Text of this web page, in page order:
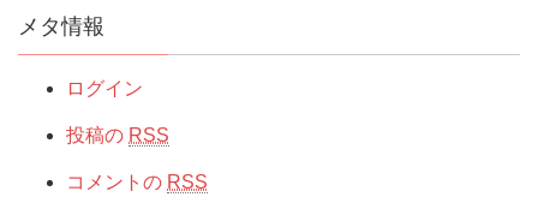
メタ情報
ログイン
投稿の RSS
コメントの RSS